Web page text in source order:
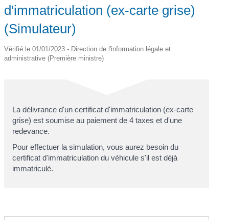
d'immatriculation (ex-carte grise)
(Simulateur)
Vérifié le 01/01/2023 - Direction de l'information légale et
administrative (Première ministre)
La délivrance d'un certificat d'immatriculation (ex-carte
grise) est soumise au paiement de 4 taxes et d'une
redevance.
Pour effectuer la simulation, vous aurez besoin du
certificat d'immatriculation du véhicule s'il est déjà
immatriculé.